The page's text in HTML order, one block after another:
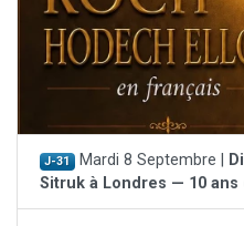
J-31 Mardi 8 Septembre |
Sitruk à Londres — 10 ans